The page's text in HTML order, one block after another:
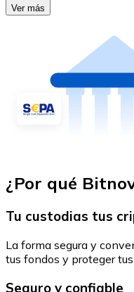
Ver más
¿Por qué
Tu custodias tus
La forma segura y
tus fondos y proteger
Seguro y confiable